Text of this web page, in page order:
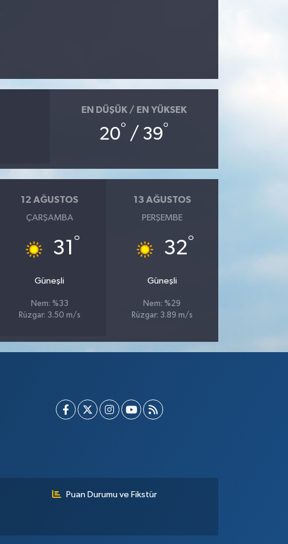
EN DÜŞÜK / EN YÜKSEK
20° / 39°
12 AĞUSTOS
ÇARŞAMBA
31 °
Güneşli
Nem: %33
Rüzgar: 3.50 m/s
13 AĞUSTOS
PERŞEMBE
32°
Güneşli
Nem: %29
Rüzgar: 3.89 m/s
Puan Durumu ve Fikstür